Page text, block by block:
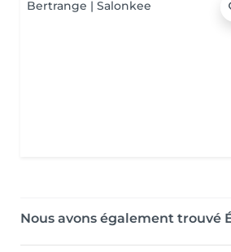
Nous avons également trouvé